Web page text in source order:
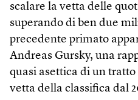
scalare la vetta delle
superando di ben due
precedente primato
Andreas Gursky, una
quasi asettica di un
vetta della classifica dal